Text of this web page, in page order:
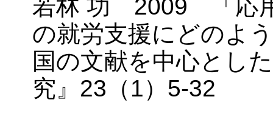
若林 功 2009 「応
の就労支援にどのよ
国の文献を中心とし
究』23（1）5-32